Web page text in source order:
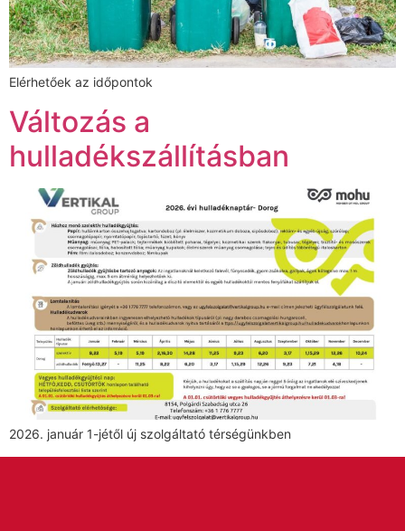
Elérhetőek az időpontok
Változás a
hulladékszállításban
2026. január 1-jétől új szolgáltató térségünkben